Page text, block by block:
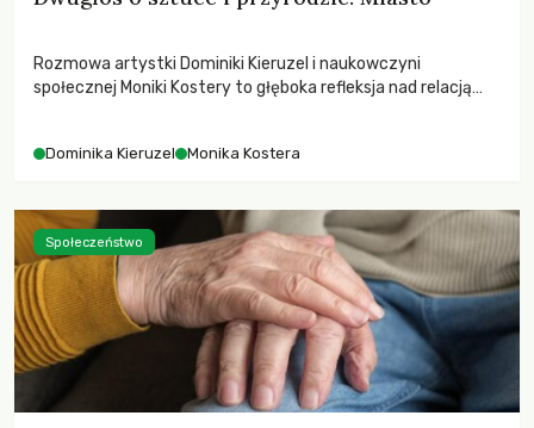
Rozmowa artystki Dominiki Kieruzel i naukowczyni
społecznej Moniki Kostery to głęboka refleksja nad relacją
Dominika Kieruzel Monika Kostera
Społeczeństwo